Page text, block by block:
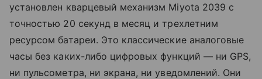
установлен кварцевый механизм Miyota 2039 с
точностью 20 секунд в месяц и трехлетним
ресурсом батареи. Это классические аналоговые
часы без каких-либо цифровых функций — ни GPS,
ни пульсометра, ни экрана, ни уведомлений. Они